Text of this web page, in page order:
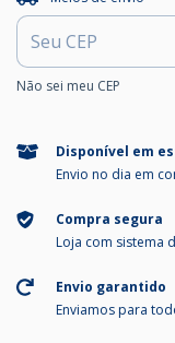
Não sei meu CEP
Disponível em
Envio no dia em
Compra segura
Loja com sistema
Envio garantido
Enviamos para